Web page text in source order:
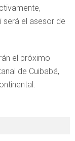
será el asesor de
el próximo
de Cuibabá,